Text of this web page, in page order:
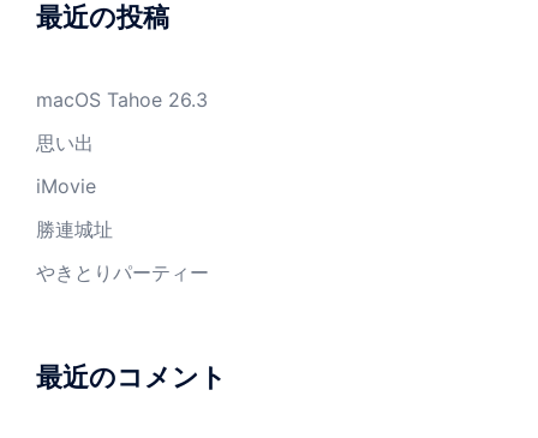
最近の投稿
macOS Tahoe 26.3
思い出
iMovie
勝連城址
やきとりパーティー
最近のコメント